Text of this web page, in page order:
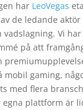
har LeoVegas
de ledande aktör
vadslagning. Vi
på att
mobil gaming,
med flera
egna plattform är